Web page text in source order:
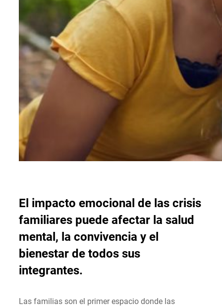
El impacto emocional de las crisis
familiares puede afectar la salud
mental, la convivencia y el
bienestar de todos sus
integrantes.
Las familias son el primer espacio donde las